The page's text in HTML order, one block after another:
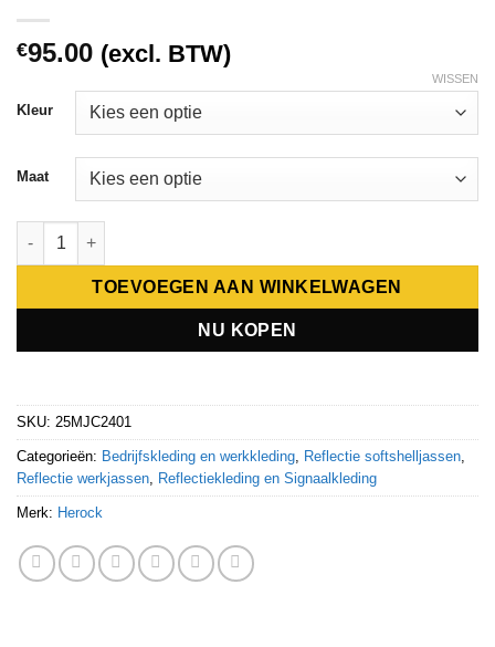
€95.00 (excl. BTW)
Kleur
Maat
WISSEN
Herock METEOR HIGH VIZ JAS aantal
TOEVOEGEN AAN WINKELWAGEN
NU KOPEN
SKU: 25MJC2401
Categorieën: Bedrijfskleding en werkkleding, Reflectie softshelljassen,
Reflectie werkjassen, Reflectiekleding en Signaalkleding
Merk: Herock